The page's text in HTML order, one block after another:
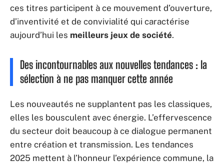
ces titres participent à ce mouvement d’ouverture,
d’inventivité et de convivialité qui caractérise
aujourd’hui les meilleurs jeux de société.
Des incontournables aux nouvelles tendances : la
sélection à ne pas manquer cette année
Les nouveautés ne supplantent pas les classiques,
elles les bousculent avec énergie. L’effervescence
du secteur doit beaucoup à ce dialogue permanent
entre création et transmission. Les tendances
2025 mettent à l’honneur l’expérience commune, la